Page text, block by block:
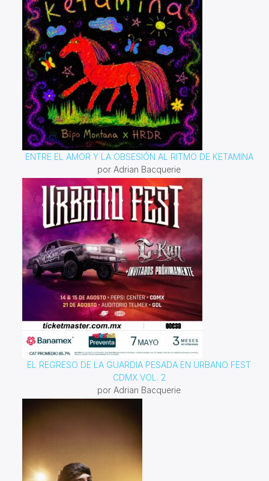
ENTRE EL AMOR Y LA OBSESIÓN AL RITMO DE KETAMINA
por Adrian Bacquerie
EL REGRESO DE LA GUARDIA PESADA EN URBANO FEST
CDMX VOL. 2
por Adrian Bacquerie